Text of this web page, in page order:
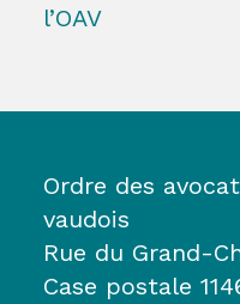
l’OAV
Ordre des
vaudois
Rue du Grand-
Case postale